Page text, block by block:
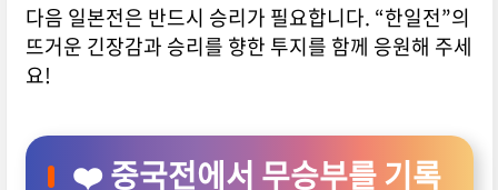
다음 일본전은 반드시 승리가 필요합니다. “한일전”의
뜨거운 긴장감과 승리를 향한 투지를 함께 응원해 주세
요!
❤️ 중국전에서 무승부를 기록